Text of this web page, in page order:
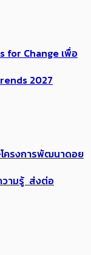
for Change เพื่อ
2027
ครงการพัฒนาดอย
วามรู้ ส่งต่อ